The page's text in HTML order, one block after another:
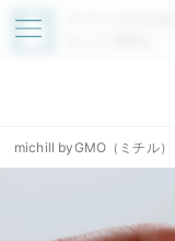
アプリで
michill byGMO（ミチル）